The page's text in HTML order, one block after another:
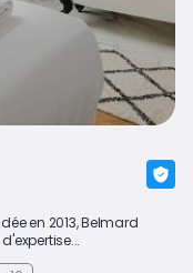
en 2013, Belmard